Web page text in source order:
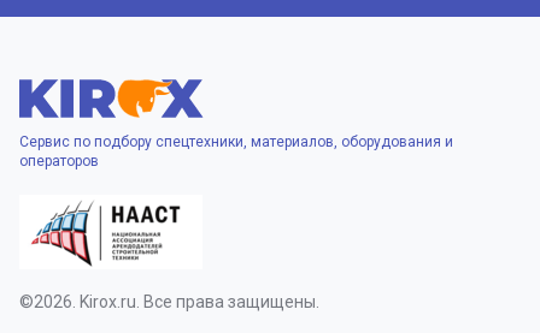
Сервис по подбору спецтехники, материалов, оборудования и
операторов
©2026. Kirox.ru. Все права защищены.